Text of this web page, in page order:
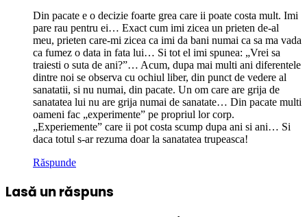
Din pacate e o decizie foarte grea care ii poate costa mult. Imi
pare rau pentru ei… Exact cum imi zicea un prieten de-al
meu, prieten care-mi zicea ca imi da bani numai ca sa ma vada
ca fumez o data in fata lui… Si tot el imi spunea: „Vrei sa
traiesti o suta de ani?”… Acum, dupa mai multi ani diferentele
dintre noi se observa cu ochiul liber, din punct de vedere al
sanatatii, si nu numai, din pacate. Un om care are grija de
sanatatea lui nu are grija numai de sanatate… Din pacate multi
oameni fac „experimente” pe propriul lor corp.
„Experiemente” care ii pot costa scump dupa ani si ani… Si
daca totul s-ar rezuma doar la sanatatea trupeasca!
Răspunde
Lasă un răspuns